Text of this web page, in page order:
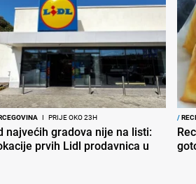
I PRIJE OKO 23H
najvećih gradova nije na listi:
prvih Lidl prodavnica u
/